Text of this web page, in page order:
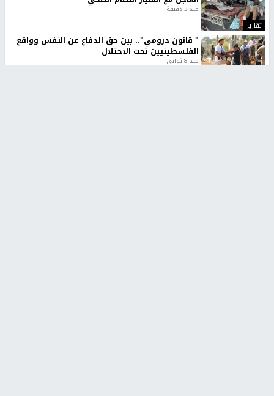
تقارير
منذ 3 دقيقة
" قانون درومي".. بين حق الدفاع عن النفس وواقع
الفلسطينيين تحت الاحتلال
منذ 8 ثواني